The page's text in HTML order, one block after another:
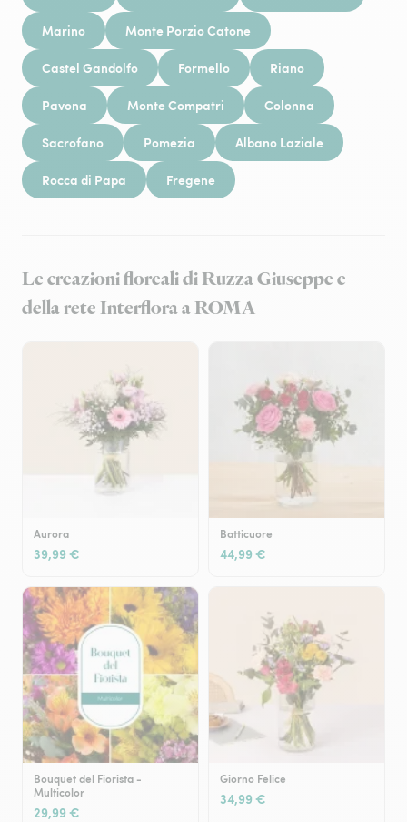
Marino Monte Porzio Catone
Castel Gandolfo Formello Riano
Pavona Monte Compatri Colonna
Sacrofano Pomezia Albano Laziale
Rocca di Papa Fregene
Le creazioni floreali di Ruzza Giuseppe e
della rete Interflora a ROMA
Aurora
39,99 €
Batticuore
44,99 €
Bouquet del Fiorista -
Multicolor
29,99 €
Giorno Felice
34,99 €